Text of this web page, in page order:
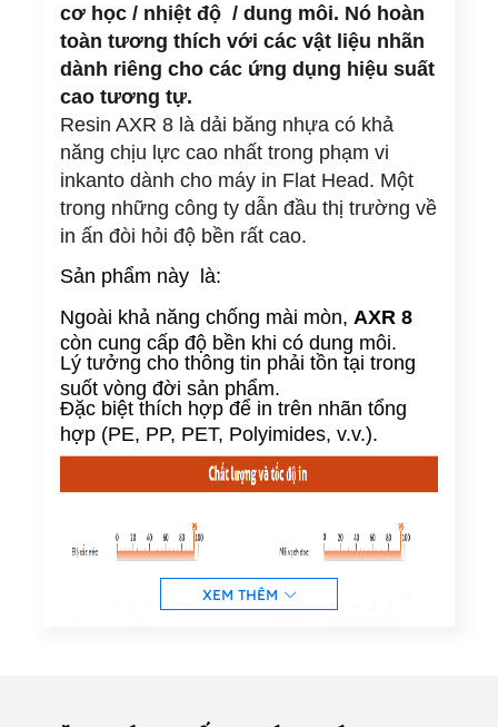
cơ học / nhiệt độ / dung môi. Nó hoàn
toàn tương thích với các vật liệu nhãn
dành riêng cho các ứng dụng hiệu suất
cao tương tự.
Resin AXR 8 là dải băng nhựa có khả
năng chịu lực cao nhất trong phạm vi
inkanto dành cho máy in Flat Head. Một
trong những công ty dẫn đầu thị trường về
in ấn đòi hỏi độ bền rất cao.
Sản phẩm này là:
Ngoài khả năng chống mài mòn, AXR 8
còn cung cấp độ bền khi có dung môi.
Lý tưởng cho thông tin phải tồn tại trong
suốt vòng đời sản phẩm.
Đặc biệt thích hợp để in trên nhãn tổng
hợp (PE, PP, PET, Polyimides, v.v.).
XEM THÊM